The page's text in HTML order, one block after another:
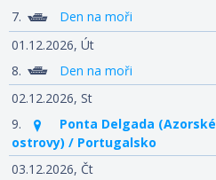
7.
Den na moři
01.12.2026, Út
8.
Den na moři
02.12.2026, St
9.
Ponta Delgada (Azorské
ostrovy) / Portugalsko
03.12.2026, Čt